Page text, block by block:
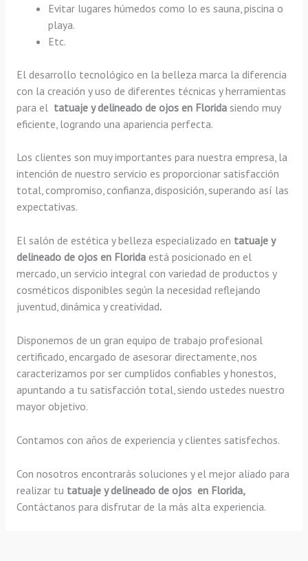
Evitar lugares húmedos como lo es sauna, piscina o
playa.
Etc.
El desarrollo tecnológico en la belleza marca la diferencia
con la creación y uso de diferentes técnicas y herramientas
para el tatuaje y delineado de ojos en Floridasiendo muy
eficiente, logrando una apariencia perfecta.
Los clientes son muy importantes para nuestra empresa, la
intención de nuestro servicio es proporcionar satisfacción
total, compromiso, confianza, disposición, superando así las
expectativas.
El salón de estética y belleza especializado en tatuaje y
delineado de ojos en Floridaestá posicionado en el
mercado, un servicio integral con variedad de productos y
cosméticos disponibles según la necesidad reflejando
juventud, dinámica y creatividad.
Disponemos de un gran equipo de trabajo profesional
certificado, encargado de asesorar directamente, nos
caracterizamos por ser cumplidos confiables y honestos,
apuntando a tu satisfacción total, siendo ustedes nuestro
mayor objetivo.
Contamos con años de experiencia y clientes satisfechos.
Con nosotros encontrarás soluciones y el mejor aliado para
realizar tu tatuaje y delineado de ojos en Florida,
Contáctanos para disfrutar de la más alta experiencia.